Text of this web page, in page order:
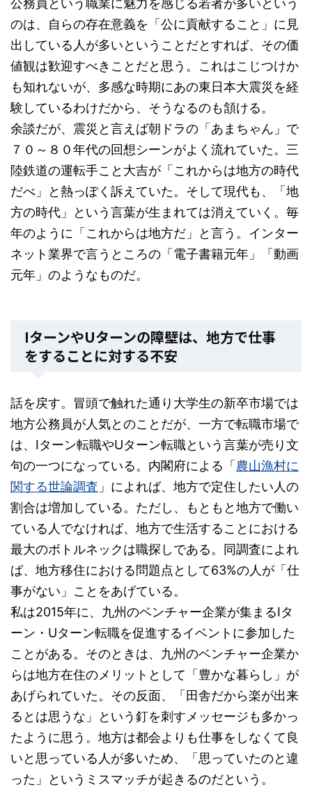
のは、自らの存在意義を「公に貢献すること」に見
出している人が多いということだとすれば、その価
値観は歓迎すべきことだと思う。これはこじつけか
も知れないが、多感な時期にあの東日本大震災を経
験しているわけだから、そうなるのも頷ける。
余談だが、震災と言えば朝ドラの「あまちゃん」で
７０～８０年代の回想シーンがよく流れていた。三
陸鉄道の運転手こと大吉が「これからは地方の時代
だべ」と熱っぽく訴えていた。そして現代も、「地
方の時代」という言葉が生まれては消えていく。毎
年のように「これからは地方だ」と言う。インター
ネット業界で言うところの「電子書籍元年」「動画
元年」のようなものだ。
IターンやUターンの障壁は、地方で仕事
をすることに対する不安
話を戻す。冒頭で触れた通り大学生の新卒市場では
地方公務員が人気とのことだが、一方で転職市場で
は、Iターン転職やUターン転職という言葉が売り文
句の一つになっている。内閣府による「農山漁村に
関する世論調査 」によれば、地方で定住したい人の
割合は増加している。ただし、もともと地方で働い
ている人でなければ、地方で生活することにおける
最大のボトルネックは職探しである。同調査によれ
ば、地方移住における問題点として63%の人が「仕
事がない」ことをあげている。
私は2015年に、九州のベンチャー企業が集まるIタ
ーン・Uターン転職を促進するイベントに参加した
ことがある。そのときは、九州のベンチャー企業か
らは地方在住のメリットとして「豊かな暮らし」が
あげられていた。その反面、「田舎だから楽が出来
るとは思うな」という釘を刺すメッセージも多かっ
たように思う。地方は都会よりも仕事をしなくて良
いと思っている人が多いため、「思っていたのと違
った」というミスマッチが起きるのだという。